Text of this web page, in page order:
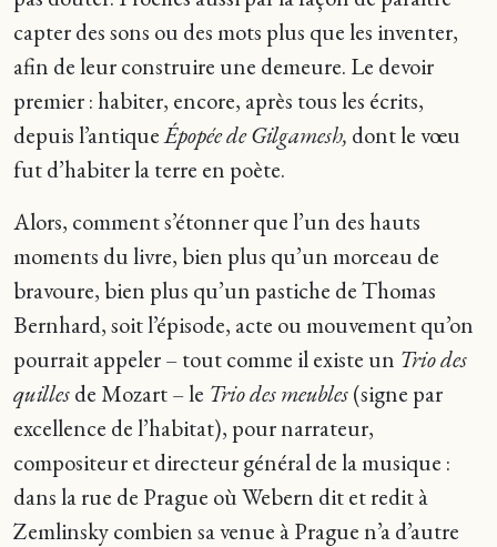
capter des sons ou des mots plus que les inventer,
afin de leur construire une demeure. Le devoir
premier : habiter, encore, après tous les écrits,
depuis l’antiqueÉpopée de Gilgamesh, dont le vœu
fut d’habiter la terre en poète.
Alors, comment s’étonner que l’un des hauts
moments du livre, bien plus qu’un morceau de
bravoure, bien plus qu’un pastiche de Thomas
Bernhard, soit l’épisode, acte ou mouvement qu’on
pourrait appeler – tout comme il existe un Trio des
quillesde Mozart – le Trio des meubles(signe par
excellence de l’habitat), pour narrateur,
compositeur et directeur général de la musique :
dans la rue de Prague où Webern dit et redit à
Zemlinsky combien sa venue à Prague n’a d’autre